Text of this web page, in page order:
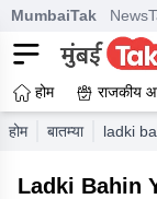
MumbaiTak
होम राजकीय
होम बातम्या ladki
Ladki Bahin